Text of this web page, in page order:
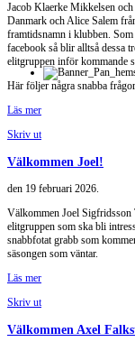
Jacob Klaerke Mikkelsen
Danmark och Alice Salem
framtidsnamn i klubben.
facebook så blir alltså dessa
elitgruppen inför kommande
Här följer några snabba
Läs mer
Skriv ut
Välkommen Joel!
den 19 februari 2026.
Välkommen Joel
elitgruppen som ska bli
snabbfotat grabb som
säsongen som väntar.
Läs mer
Skriv ut
Välkommen Axel